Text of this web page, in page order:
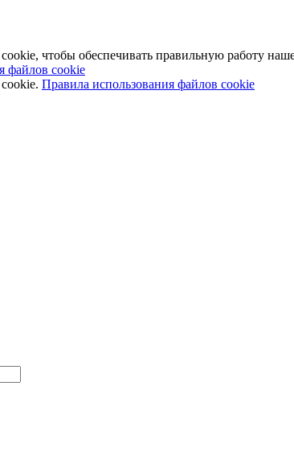
чтобы обеспечивать правильную работу
файлов cookie
Правила использования файлов cookie